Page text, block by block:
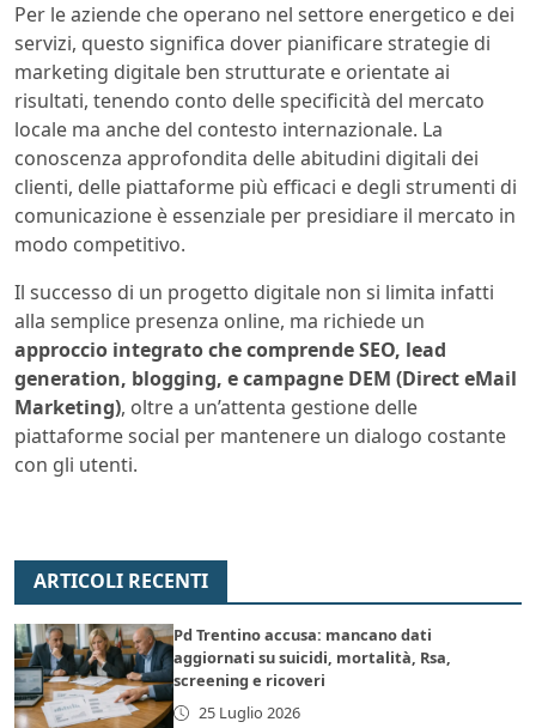
Per le aziende che operano nel settore energetico e dei
servizi, questo significa dover pianificare strategie di
marketing digitale ben strutturate e orientate ai
risultati, tenendo conto delle specificità del mercato
locale ma anche del contesto internazionale. La
conoscenza approfondita delle abitudini digitali dei
clienti, delle piattaforme più efficaci e degli strumenti di
comunicazione è essenziale per presidiare il mercato in
modo competitivo.
Il successo di un progetto digitale non si limita infatti
alla semplice presenza online, ma richiede un
approccio integrato che comprende SEO, lead
generation, blogging, e campagne DEM (Direct eMail
Marketing), oltre a un’attenta gestione delle
piattaforme social per mantenere un dialogo costante
con gli utenti.
ARTICOLI RECENTI
Pd Trentino accusa: mancano dati
aggiornati su suicidi, mortalità, Rsa,
screening e ricoveri
25 Luglio 2026